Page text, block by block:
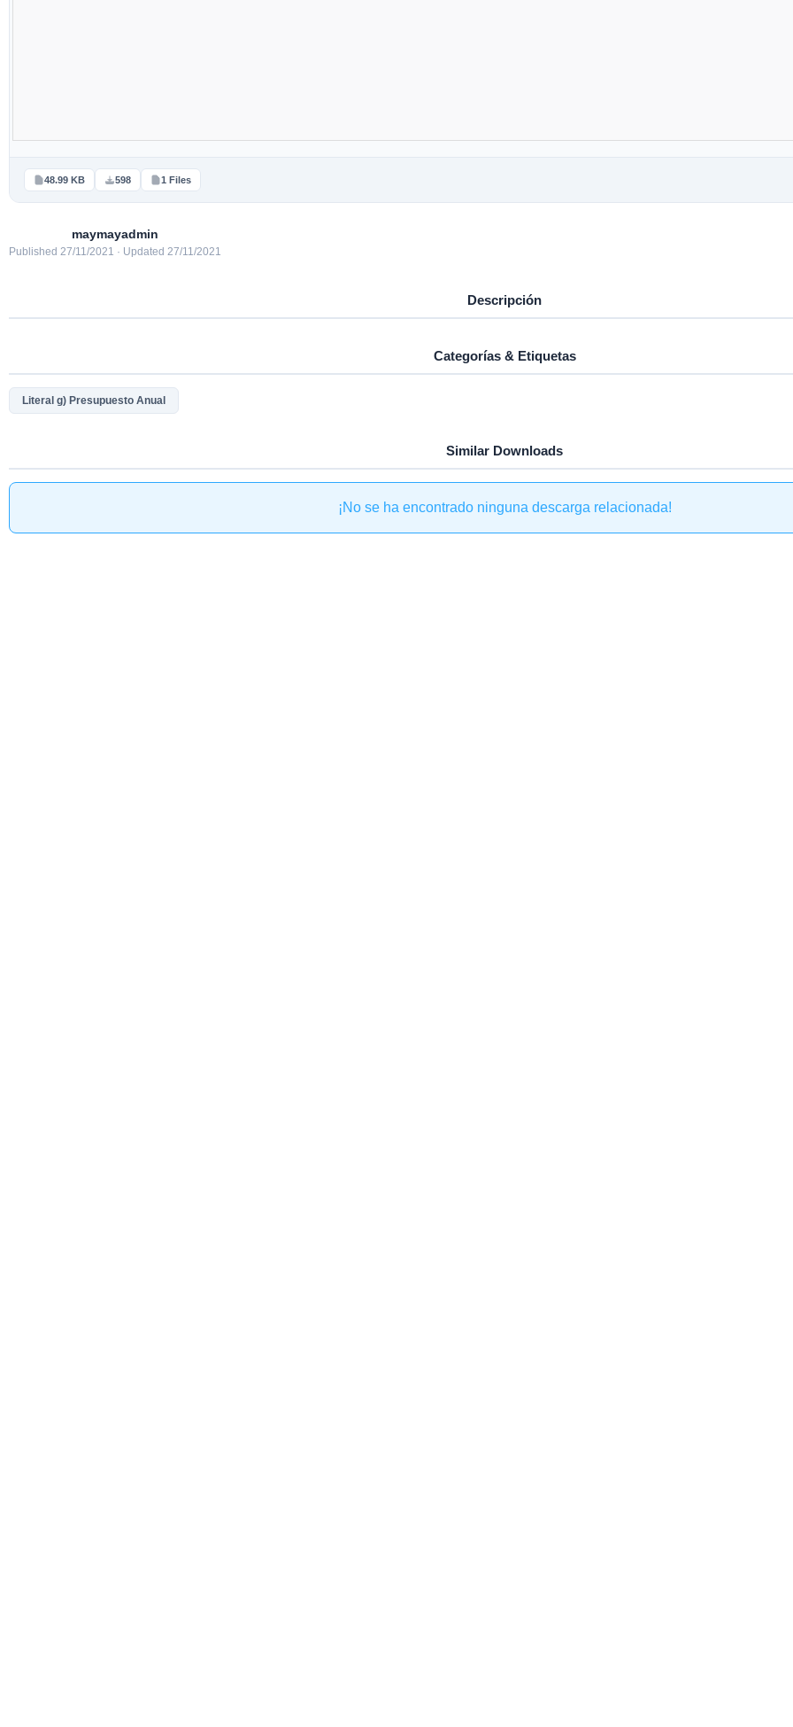
48.99 KB 598 1 Files
maymayadmin
Published 27/11/2021 · Updated 27/11/2021
Descripción
Categorías & Etiquetas
Literal g) Presupuesto Anual
Similar Downloads
¡No se ha encontrado ninguna descarga relacionada!